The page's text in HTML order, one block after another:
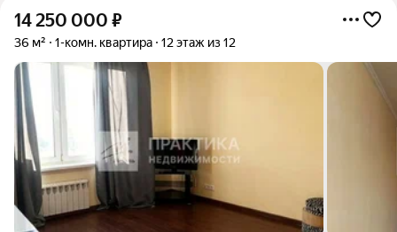
14 250 000 ₽
36 м² 1-комн. квартира 12 этаж из 12